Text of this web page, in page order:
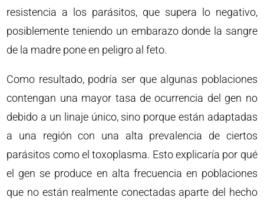
resistencia a los parásitos, que supera lo negativo,
posiblemente teniendo un embarazo donde la sangre
de la madre pone en peligro al feto.
Como resultado, podría ser que algunas poblaciones
contengan una mayor tasa de ocurrencia del gen no
debido a un linaje único, sino porque están adaptadas
a una región con una alta prevalencia de ciertos
parásitos como el toxoplasma. Esto explicaría por qué
el gen se produce en alta frecuencia en poblaciones
que no están realmente conectadas aparte del hecho